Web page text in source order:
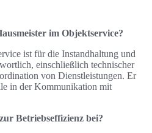
im Objektservice?
ist für die Instandhaltung und
einschließlich technischer
von Dienstleistungen. Er
in der Kommunikation mit
Betriebseffizienz bei?